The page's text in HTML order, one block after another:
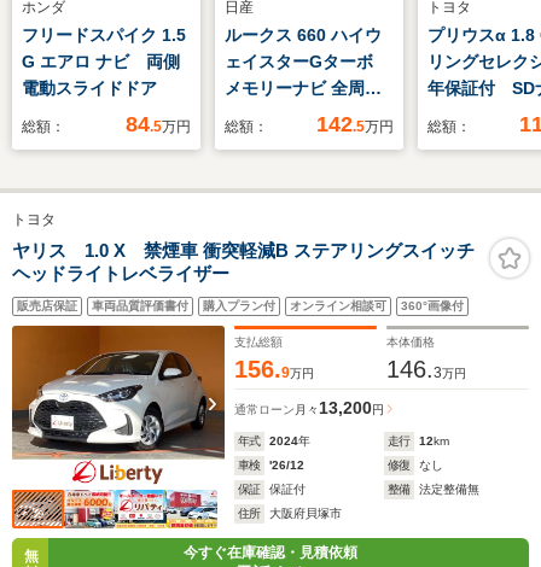
ホンダ
フリードスパイク 1.5
G エアロ ナビ 両側
電動スライドドア
総額： 84.5万円
日産
ルークス 660 ハイウ
ェイスターGターボ
メモリーナビ 全周囲
カメラ 被害軽減BK
総額： 142.5万円
トヨタ
プリウスα 1.8
リングセレク
年保証付
バックカメ
ラレコ コー
ETC クルコ
17インチア
ートライト
アコン
総額：
トヨタ
ヤリス 1.0 X 禁煙車 衝突軽減B ステアリングスイッチ
ヘッドライトレベライザー
販売店保証 車両品質評価書付 購入プラン付 オンライン相談可 360°画像付
支払総額
156.9万円
本体価格
146.3万円
通常ローン 月々 13,200円
年式 2024年 走行 12km
車検
'26/12 修復
なし
保証
保証付 整備
法定整備無
住所
大阪府貝塚市
無
今すぐ在庫確認・見積依頼